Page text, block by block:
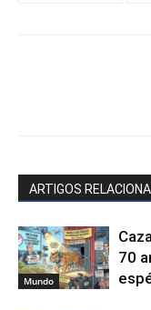
ARTIGOS
Mundo
70